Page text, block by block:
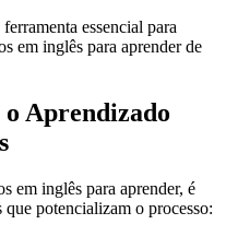
essencial para
em inglês para aprender de
Aprendizado
em inglês para aprender, é
potencializam o processo: